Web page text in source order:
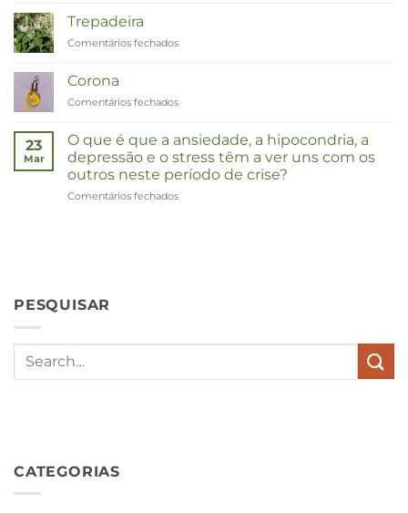
Trepadeira
Comentários fechados
Corona
Comentários fechados
23
Mar
O que é que a ansiedade, a hipocondria, a
depressão e o stress têm a ver uns com os
outros neste período de crise?
Comentários fechados
in
PESQUISAR
CATEGORIAS